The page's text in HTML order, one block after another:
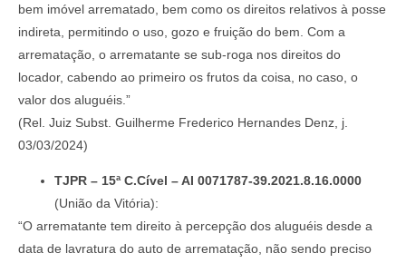
bem imóvel arrematado, bem como os direitos relativos à posse
indireta, permitindo o uso, gozo e fruição do bem. Com a
arrematação, o arrematante se sub-roga nos direitos do
locador, cabendo ao primeiro os frutos da coisa, no caso, o
valor dos aluguéis.”
(Rel. Juiz Subst. Guilherme Frederico Hernandes Denz, j.
03/03/2024)
TJPR – 15ª C.Cível – AI 0071787-39.2021.8.16.0000
(União da Vitória):
“O arrematante tem direito à percepção dos aluguéis desde a
data de lavratura do auto de arrematação, não sendo preciso